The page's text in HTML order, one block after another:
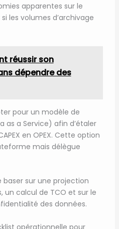
apparentes sur le
les volumes d’archivage
réussir son
dépendre des
pour un modèle de
as a Service) afin d’étaler
en OPEX. Cette option
mais délègue
baser sur une projection
un calcul de TCO et sur le
des données.
opérationnelle pour